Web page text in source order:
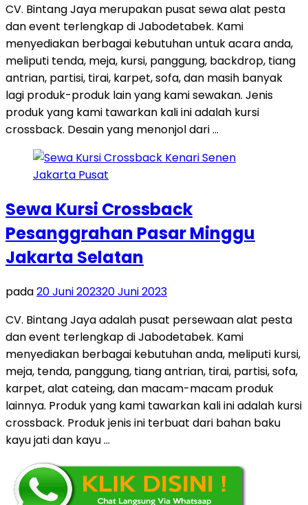
CV. Bintang Jaya merupakan pusat sewa alat pesta
dan event terlengkap di Jabodetabek. Kami
menyediakan berbagai kebutuhan untuk acara anda,
meliputi tenda, meja, kursi, panggung, backdrop, tiang
antrian, partisi, tirai, karpet, sofa, dan masih banyak
lagi produk-produk lain yang kami sewakan. Jenis
produk yang kami tawarkan kali ini adalah kursi
crossback. Desain yang menonjol dari …
Sewa Kursi Crossback
Pesanggrahan Pasar Minggu
Jakarta Selatan
pada20 Juni 202320 Juni 2023
CV. Bintang Jaya adalah pusat persewaan alat pesta
dan event terlengkap di Jabodetabek. Kami
menyediakan berbagai kebutuhan anda, meliputi kursi,
meja, tenda, panggung, tiang antrian, tirai, partisi, sofa,
karpet, alat cateing, dan macam-macam produk
lainnya. Produk yang kami tawarkan kali ini adalah kursi
crossback. Produk jenis ini terbuat dari bahan baku
kayu jati dan kayu …